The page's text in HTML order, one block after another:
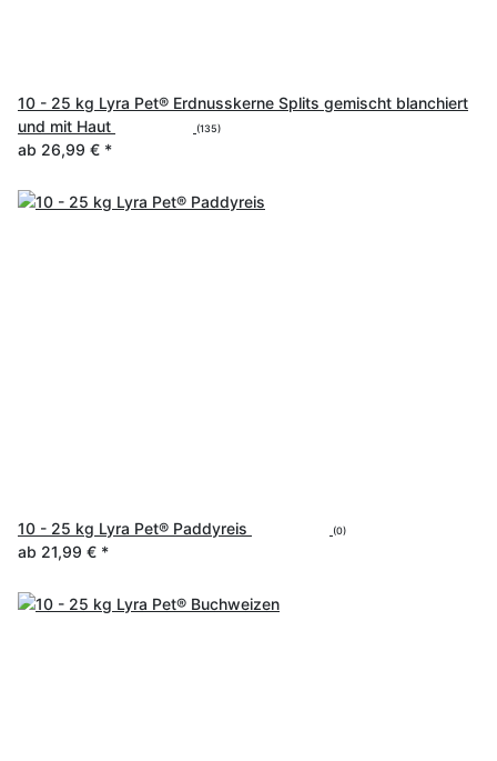
10 - 25 kg Lyra Pet® Erdnusskerne Splits gemischt blanchiert
und mit Haut
(135)
ab 26,99 € *
10 - 25 kg Lyra Pet® Paddyreis (0)
ab 21,99 € *